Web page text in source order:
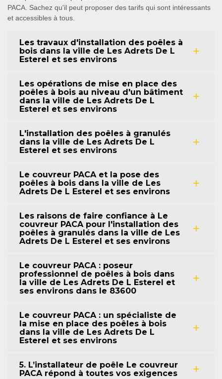
PACA. Sachez qu'il peut proposer des tarifs qui sont intéressants
et accessibles à tous.
Les travaux d'installation des poêles à
bois dans la ville de Les Adrets De L
Esterel et ses environs
Les opérations de mise en place des
poêles à bois au niveau d'un bâtiment
dans la ville de Les Adrets De L
Esterel et ses environs
L'installation des poêles à granulés
dans la ville de Les Adrets De L
Esterel et ses environs
Le couvreur PACA et la pose des
poêles à bois dans la ville de Les
Adrets De L Esterel et ses environs
Les raisons de faire confiance à Le
couvreur PACA pour l'installation des
poêles à granulés dans la ville de Les
Adrets De L Esterel et ses environs
Le couvreur PACA : poseur
professionnel de poêles à bois dans
la ville de Les Adrets De L Esterel et
ses environs dans le 83600
Le couvreur PACA : un spécialiste de
la mise en place des poêles à bois
dans la ville de Les Adrets De L
Esterel et ses environs
5. L’installateur de poêle Le couvreur
PACA répond à toutes vos exigences